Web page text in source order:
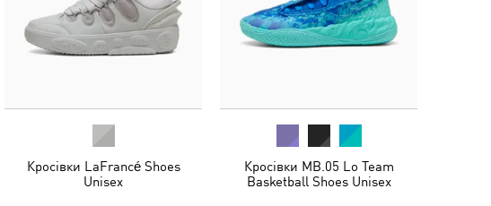
Кросівки LaFrancé Shoes
Unisex
Кросівки MB.05 Lo Team
Basketball Shoes Unisex